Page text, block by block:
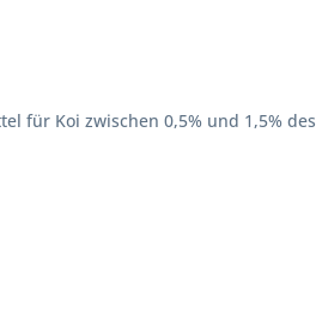
für Koi zwischen 0,5% und 1,5% des